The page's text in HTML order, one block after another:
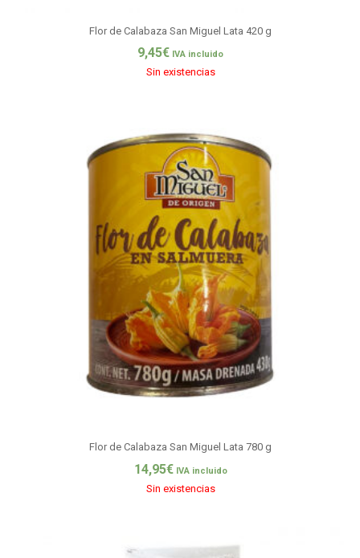
Flor de Calabaza San Miguel Lata 420 g
9,45€ IVA incluido
Sin existencias
Flor de Calabaza San Miguel Lata 780 g
14,95€ IVA incluido
Sin existencias